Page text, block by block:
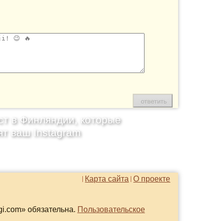
в Финляндии, которые
ваш Instagram
О проекте
Карта сайта
обязательна. Пользовательское